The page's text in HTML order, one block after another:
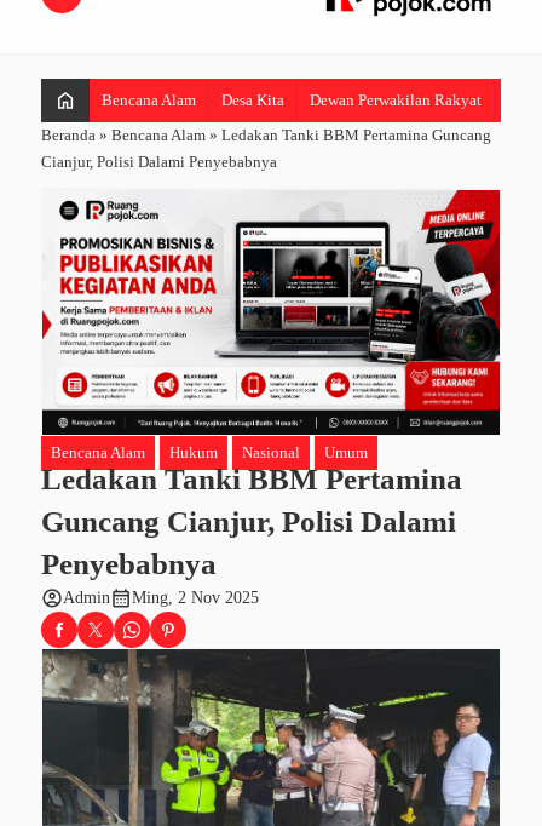
home Bencana Alam Desa Kita Dewan Perwakilan Rakyat
Beranda » Bencana Alam » Ledakan Tanki BBM Pertamina Guncang
Cianjur, Polisi Dalami Penyebabnya
Bencana Alam Hukum Nasional Umum
Ledakan Tanki BBM Pertamina
Guncang Cianjur, Polisi Dalami
Penyebabnya
account_circleAdmin calendar_monthMing, 2 Nov 2025